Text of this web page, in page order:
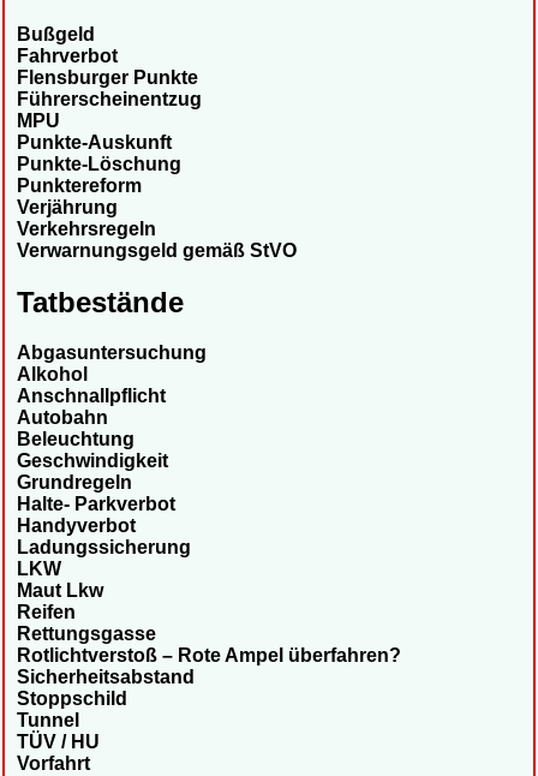
Bußgeld
Fahrverbot
Flensburger Punkte
Führerscheinentzug
MPU
Punkte-Auskunft
Punkte-Löschung
Punktereform
Verjährung
Verkehrsregeln
Verwarnungsgeld gemäß StVO
Tatbestände
Abgasuntersuchung
Alkohol
Anschnallpflicht
Autobahn
Beleuchtung
Geschwindigkeit
Grundregeln
Halte- Parkverbot
Handyverbot
Ladungssicherung
LKW
Maut Lkw
Reifen
Rettungsgasse
Rotlichtverstoß – Rote Ampel überfahren?
Sicherheitsabstand
Stoppschild
Tunnel
TÜV / HU
Vorfahrt